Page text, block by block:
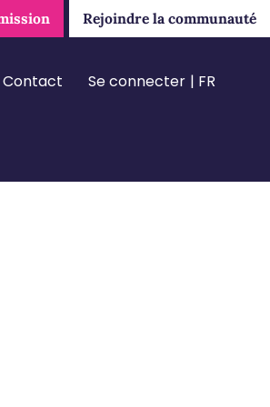
Contact Se connecter FR
Rejoindre la communauté